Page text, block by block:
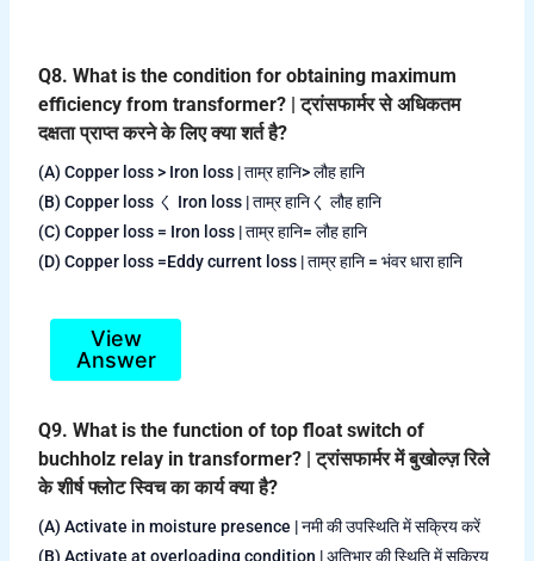
Q8. What is the condition for obtaining maximum
efficiency from transformer? | ट्रांसफार्मर से अधिकतम
दक्षता प्राप्त करने के लिए क्या शर्त है?
(A) Copper loss > Iron loss | ताम्र हानि> लौह हानि
(B) Copper loss く Iron loss | ताम्र हानिく लौह हानि
(C) Copper loss = Iron loss | ताम्र हानि= लौह हानि
(D) Copper loss =Eddy current loss | ताम्र हानि = भंवर धारा हानि
View
Answer
Q9. What is the function of top float switch of
buchholz relay in transformer? | ट्रांसफार्मर में बुखोल्ज़ रिले
के शीर्ष फ्लोट स्विच का कार्य क्या है?
(A) Activate in moisture presence | नमी की उपस्थिति में सक्रिय करें
(B) Activate at overloading condition | अतिभार की स्थिति में सक्रिय